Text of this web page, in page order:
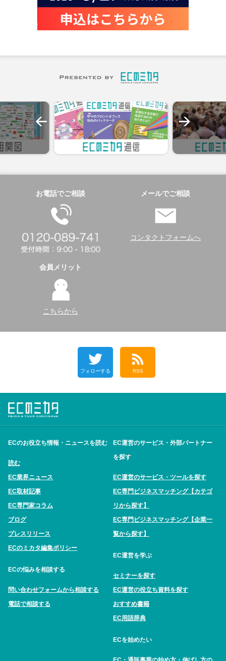
お電話でご相談 メールでご相談
コンタクトフォームへ
会員メリット
こちらから
フォローする RSS
ECのお役立ち情報・ニュースを読む
読む
EC業界ニュース
EC取材記事
EC専門家コラム
ブログ
プレスリリース
ECのミカタ編集ポリシー
ECの悩みを相談する
問い合わせフォームから相談する
電話で相談する
EC運営のサービス・外部パートナー
を探す
EC運営のサービス・ツールを探す
EC専門ビジネスマッチング【カテゴ
リから探す】
EC専門ビジネスマッチング【企業一
覧から探す】
EC運営を学ぶ
セミナーを探す
EC運営の役立ち資料を探す
おすすめ書籍
EC用語辞典
ECを始めたい